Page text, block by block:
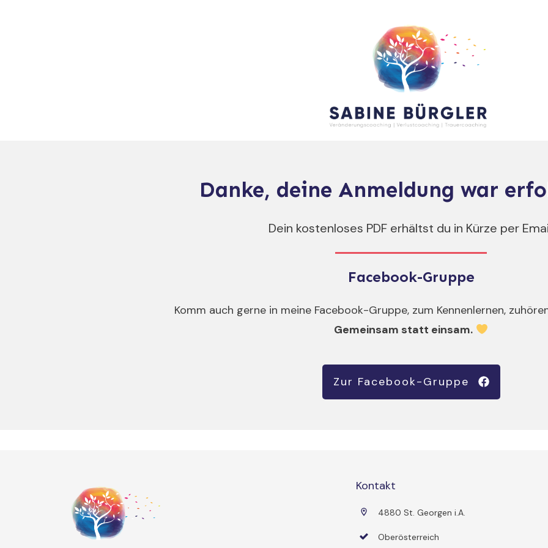
Danke, deine Anmeldung war
Dein kostenloses PDF erhältst du in Kürze per
Facebook-Gruppe
Komm auch gerne in meine Facebook-Gruppe, zum Kennenlernen,
Gemeinsam statt einsam.
Zur Facebook-Gruppe
Kontakt
4880 St. Georgen i.A.
Oberösterreich